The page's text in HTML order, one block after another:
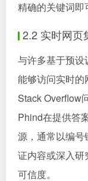
精确的关键词即
2.2 实时网页
与许多基于预
能够访问实时的
Stack Overflow
Phind在提供答
源，通常以编
证内容或深入
可信度。